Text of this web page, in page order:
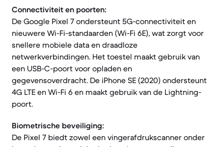
Connectiviteit en poorten:
De Google Pixel 7 ondersteunt 5G-connectiviteit en
nieuwere Wi-Fi-standaarden (Wi-Fi 6E), wat zorgt voor
snellere mobiele data en draadloze
netwerkverbindingen. Het toestel maakt gebruik van
een USB-C-poort voor opladen en
gegevensoverdracht. De iPhone SE (2020) ondersteunt
4G LTE en Wi-Fi 6 en maakt gebruik van de Lightning-
poort.
Biometrische beveiliging:
De Pixel 7 biedt zowel een vingerafdrukscanner onder